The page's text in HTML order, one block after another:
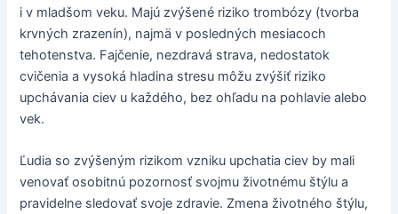
i v mladšom veku. Majú zvýšené riziko trombózy (tvorba
krvných zrazenín), najmä v posledných mesiacoch
tehotenstva. Fajčenie, nezdravá strava, nedostatok
cvičenia a vysoká hladina stresu môžu zvýšiť riziko
upchávania ciev u každého, bez ohľadu na pohlavie alebo
vek.
Ľudia so zvýšeným rizikom vzniku upchatia ciev by mali
venovať osobitnú pozornosť svojmu životnému štýlu a
pravidelne sledovať svoje zdravie. Zmena životného štýlu,